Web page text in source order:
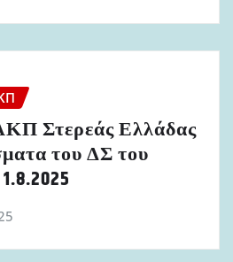
Στερεάς Ελλάδας
του ΔΣ του